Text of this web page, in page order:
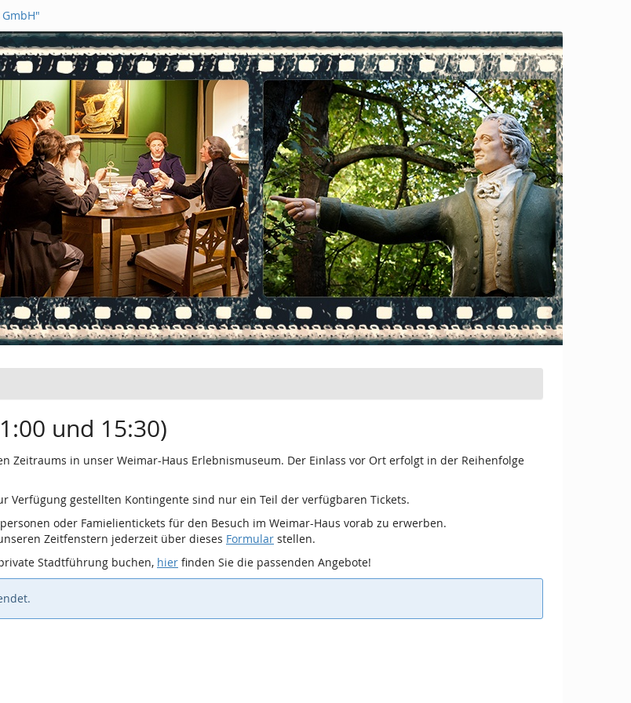
und 15:30)
Zeitraums in unser Weimar-Haus Erlebnismuseum. Der Einlass vor Ort erfolgt in der Reihenfolge
Verfügung gestellten Kontingente sind nur ein Teil der verfügbaren Tickets.
oder Famielientickets für den Besuch im Weimar-Haus vorab zu erwerben.
Zeitfenstern jederzeit über dieses Formular stellen.
Stadtführung buchen, hier finden Sie die passenden Angebote!